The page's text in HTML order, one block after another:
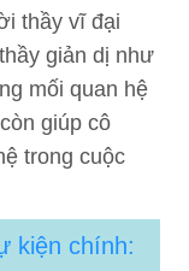
thầy vĩ đại
giản dị như
mối quan hệ
giúp cô
trong cuộc
kiện chính: